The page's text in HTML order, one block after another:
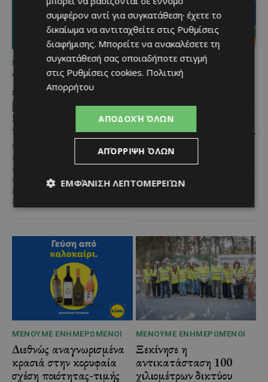
ΜΈΝΟΥΜΕ ΚΎΠΡΟ
Τα Λεύκαρα
ετοιμάζονται για μία
βραδιά γεμάτη street
food, μουσική και
καλοκαιρινή διάθεση
Μία από τις πιο γευστικές
εκδηλώσεις του καλοκαιριού
επιστρέφει στα Λεύκαρα,
προσκαλώντας μικρούς και
μεγάλους να απολαύσουν
μοναδικές...
ΜΈΝΟΥΜΕ ΚΎΠΡΟ
Το 10ο Φεστιβάλ
επιστρέφει στον Πρωταρά
με μουσική,
παραδοσιακές γεύσεις και
πλούσιο πρόγραμμα
το 10ο Φεστιβάλ Αγροτικού
ΜΈΝΟΥΜΕ ΕΝΗΜΕΡΩΜΈΝΟΙ
Διεθνώς αναγνωρισμένα
κρασιά στην κορυφαία
σχέση ποιότητας-τιμής
ΜΈΝΟΥΜΕ ΕΝΗΜΕΡΩΜΈΝΟΙ
Ξεκίνησε η
αντικατάσταση 100
χιλιομέτρων δικτύου
συμφέρον αντί για συγκατάθεση· έχετε το
δικαίωμα να αντιταχθείτε στις Ρυθμίσεις
διαφήμισης. Μπορείτε να ανακαλέσετε τη
συγκατάθεσή σας οποιαδήποτε στιγμή
στις Ρυθμίσεις cookies. Πολιτική
Απορρήτου
ΑΠΟΔΟΧΉ ΌΛΩΝ
ΑΠΌΡΡΙΨΗ ΌΛΩΝ
ΕΜΦΆΝΙΣΗ ΛΕΠΤΟΜΕΡΕΙΏΝ